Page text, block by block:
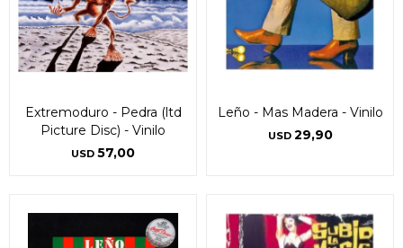
Extremoduro - Pedra (ltd
Picture Disc) - Vinilo
USD 57,00
Leño - Mas Madera - Vinilo
USD 29,90